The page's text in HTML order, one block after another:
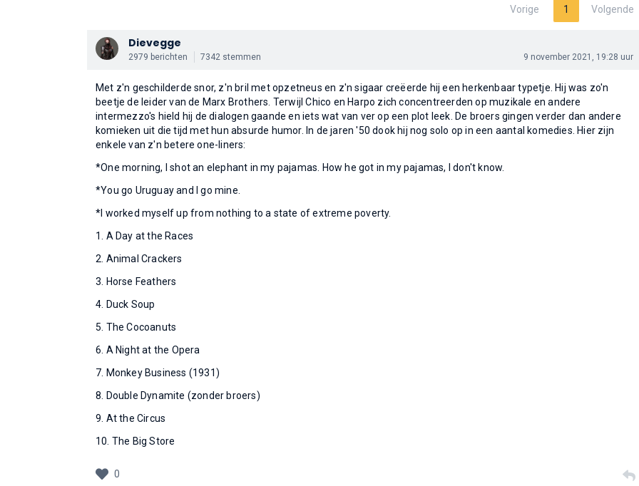
Vorige 1 Volgende
Dievegge
2979 berichten 7342 stemmen 9 november 2021, 19:28 uur
Met z'n geschilderde snor, z'n bril met opzetneus en z'n sigaar creëerde hij een herkenbaar typetje. Hij was zo'n
beetje de leider van de Marx Brothers. Terwijl Chico en Harpo zich concentreerden op muzikale en andere
intermezzo's hield hij de dialogen gaande en iets wat van ver op een plot leek. De broers gingen verder dan andere
komieken uit die tijd met hun absurde humor. In de jaren '50 dook hij nog solo op in een aantal komedies. Hier zijn
enkele van z'n betere one-liners:
*One morning, I shot an elephant in my pajamas. How he got in my pajamas, I don't know.
*You go Uruguay and I go mine.
*I worked myself up from nothing to a state of extreme poverty.
1. A Day at the Races
2. Animal Crackers
3. Horse Feathers
4. Duck Soup
5. The Cocoanuts
6. A Night at the Opera
7. Monkey Business (1931)
8. Double Dynamite (zonder broers)
9. At the Circus
10. The Big Store
0